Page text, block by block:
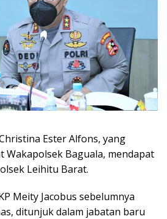
Ester Alfons, yang
Wakapolsek Baguala, mendapat
Leihitu Barat.
Meity Jacobus sebelumnya
ditunjuk dalam jabatan baru